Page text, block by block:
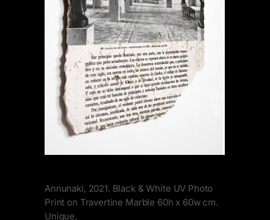
Annunaki, 2021. Black & White UV Photo
Print on Travertine Marble 60h x 60w cm.
Unique.